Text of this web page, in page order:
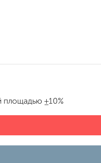
площадью ±10%